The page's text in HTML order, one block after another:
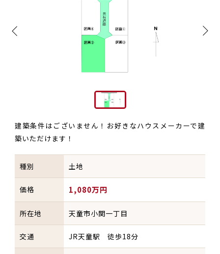
建築条件はございません！お好きなハウスメーカーで建
築いただけます！
種別 土地
価格 1,080万円
所在地 天童市小関一丁目
交通 JR天童駅 徒歩18分